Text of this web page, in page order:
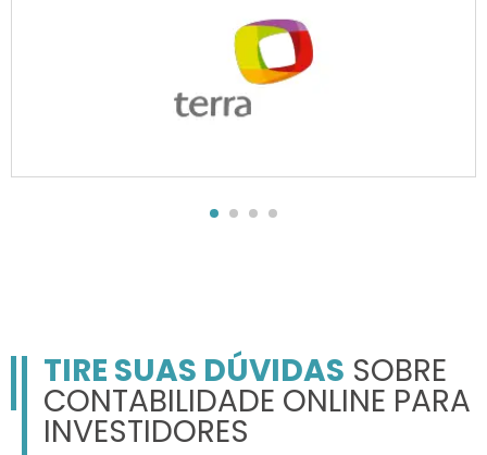
TIRE SUAS DÚVIDAS SOBRE
CONTABILIDADE ONLINE PARA
INVESTIDORES